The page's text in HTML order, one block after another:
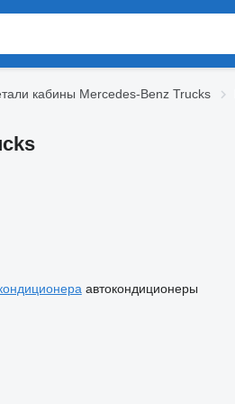
кабины Mercedes-Benz Trucks
автокондиционеры